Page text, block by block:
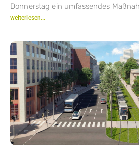
Donnerstag ein umfassendes
weiterlesen...